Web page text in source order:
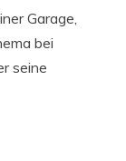
Garage,
bei
seine